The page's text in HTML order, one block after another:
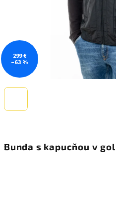
Bunda s kapucňou v
299 €
–63 %